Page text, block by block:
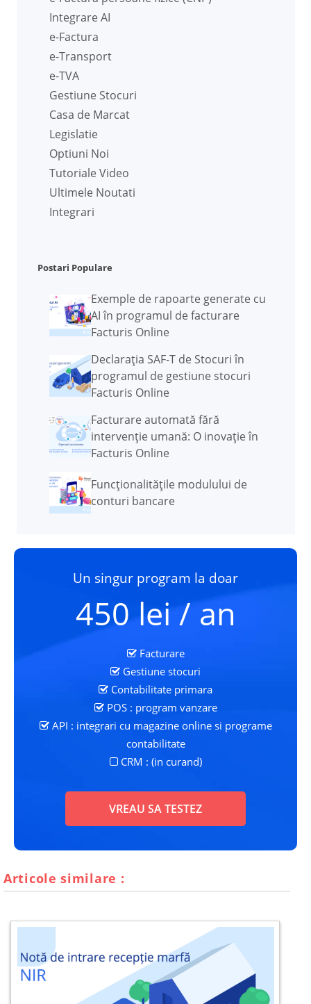
Integrare AI
e-Factura
e-Transport
e-TVA
Gestiune Stocuri
Casa de Marcat
Legislatie
Optiuni Noi
Tutoriale Video
Ultimele Noutati
Integrari
Postari Populare
Exemple de rapoarte generate cu
AI în programul de facturare
Facturis Online
Declarația SAF-T de Stocuri în
programul de gestiune stocuri
Facturis Online
Facturare automată fără
intervenție umană: O inovație în
Facturis Online
Funcţionalităţile modulului de
conturi bancare
Un singur program la doar
450 lei / an
Facturare
Gestiune stocuri
Contabilitate primara
POS : program vanzare
API : integrari cu magazine online si programe
contabilitate
CRM : (in curand)
VREAU SA TESTEZ
Articole similare :